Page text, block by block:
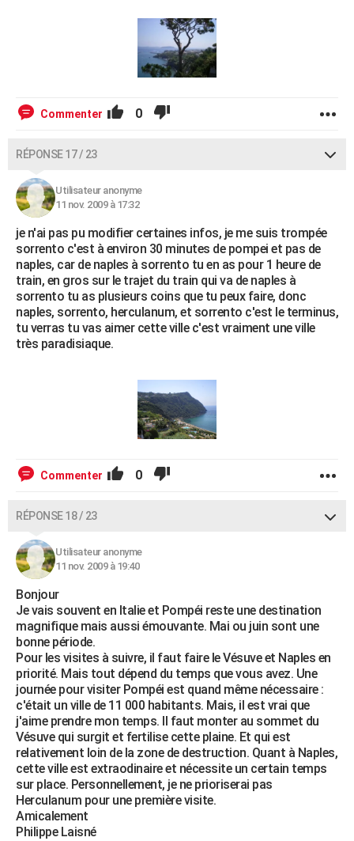
Commenter 0
RÉPONSE 17 / 23
Utilisateur anonyme
11 nov. 2009 à 17:32
je n'ai pas pu modifier certaines infos, je me suis trompée
sorrento c'est à environ 30 minutes de pompei et pas de
naples, car de naples à sorrento tu en as pour 1 heure de
train, en gros sur le trajet du train qui va de naples à
sorrento tu as plusieurs coins que tu peux faire, donc
naples, sorrento, herculanum, et sorrento c'est le terminus,
tu verras tu vas aimer cette ville c'est vraiment une ville
très paradisiaque.
Commenter 0
RÉPONSE 18 / 23
Utilisateur anonyme
11 nov. 2009 à 19:40
Bonjour
Je vais souvent en Italie et Pompéi reste une destination
magnifique mais aussi émouvante. Mai ou juin sont une
bonne période.
Pour les visites à suivre, il faut faire le Vésuve et Naples en
priorité. Mais tout dépend du temps que vous avez. Une
journée pour visiter Pompéi est quand même nécessaire :
c'était un ville de 11 000 habitants. Mais, il est vrai que
j'aime prendre mon temps. Il faut monter au sommet du
Vésuve qui surgit et fertilise cette plaine. Et qui est
relativement loin de la zone de destruction. Quant à Naples,
cette ville est extraodinaire et nécessite un certain temps
sur place. Personnellement, je ne prioriserai pas
Herculanum pour une première visite.
Amicalement
Philippe Laisné